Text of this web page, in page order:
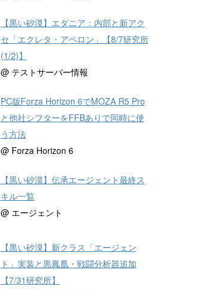
【黒い砂漠】エダニア：内部と新アク
セ「エクレタ・アペロン」【8/7研究所
(1/2)】
@ テストサーバー情報
PC版Forza Horizon 6でMOZA R5 Pro
と他社シフターをFFBありで同時に使
う方法
@ Forza Horizon 6
【黒い砂漠】伝承エージェント最終ス
キル一覧
@ エージェント
【黒い砂漠】新クラス「エージェン
ト」実装と黒鳳凰・戦闘分析器追加
【7/31研究所】